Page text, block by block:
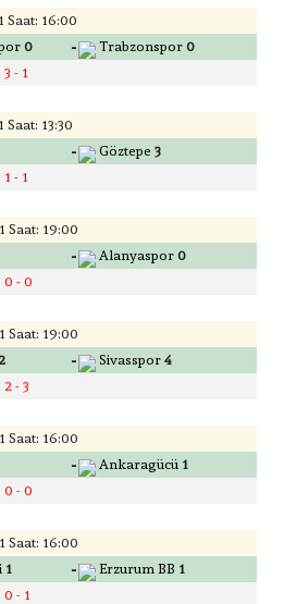
Saat: 16:00
0 - Trabzonspor 0
- 1
13:30
- Göztepe 3
- 1
Saat: 19:00
- Alanyaspor 0
0 - 0
Saat: 19:00
2 - Sivasspor 4
- 3
Saat: 16:00
- Ankaragücü 1
0 - 0
Saat: 16:00
1 - Erzurum BB 1
- 1